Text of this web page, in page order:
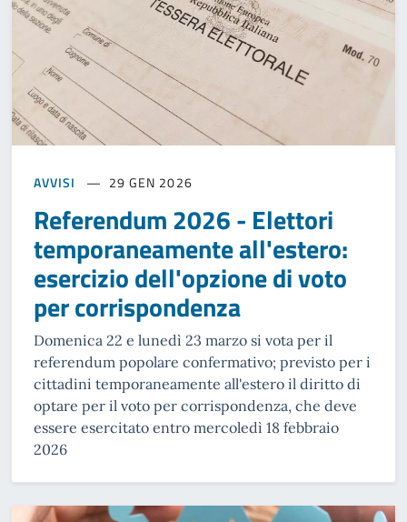
AVVISI 29 GEN 2026
Referendum 2026 - Elettori
temporaneamente all'estero:
esercizio dell'opzione di voto
per corrispondenza
Domenica 22 e lunedì 23 marzo si vota per il
referendum popolare confermativo; previsto per i
cittadini temporaneamente all'estero il diritto di
optare per il voto per corrispondenza, che deve
essere esercitato entro mercoledì 18 febbraio
2026